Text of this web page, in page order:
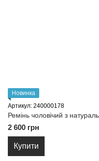
Новинка
Артикул: 240000178
Ремiнь чоловiчий з
2 600 грн
Купити